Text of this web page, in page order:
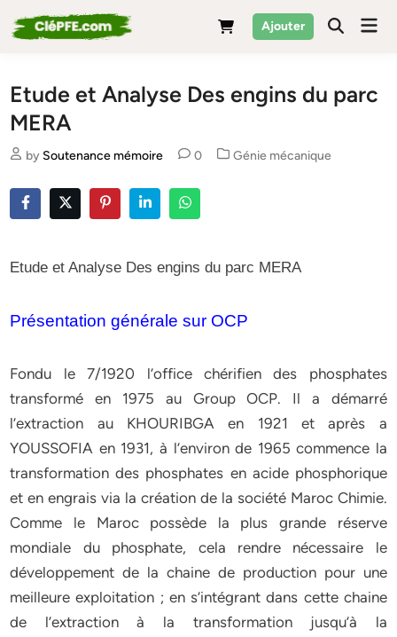
to
Ajouter
Etude et Analyse Des engins du parc
MERA
by Soutenance mémoire 0
Posted
Génie mécanique
Etude et Analyse Des engins du parc MERA
Présentation générale sur OCP
Fondu le 7/1920 l’office chérifien des phosphates
transformé en 1975 au Group OCP. Il a démarré
l’extraction au KHOURIBGA en 1921 et après a
YOUSSOFIA en 1931, à l’environ de 1965 commence la
transformation des phosphates en acide phosphorique
et en engrais via la création de la société Maroc Chimie.
Comme le Maroc possède la plus grande réserve
mondiale du phosphate, cela rendre nécessaire le
développement de la chaine de production pour une
meilleure exploitation ; en s’intégrant dans cette chaine
de l’extraction à la transformation jusqu’à la